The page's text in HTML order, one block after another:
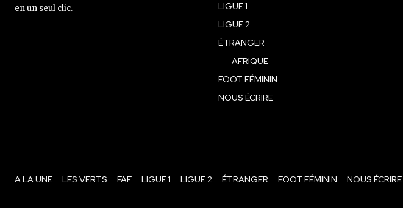
en un seul clic.
LIGUE 1
LIGUE 2
ÉTRANGER
AFRIQUE
FOOT FÉMININ
NOUS ÉCRIRE
A LA UNE LES VERTS FAF LIGUE 1 LIGUE 2 ÉTRANGER FOOT FÉMININ NOUS ÉCRIRE